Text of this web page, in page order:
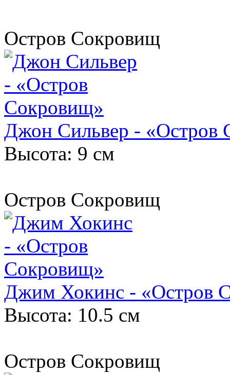
Остров Сокровищ
Джон Сильвер - «Остров
Высота: 9 см
Остров Сокровищ
Джим Хокинс - «Остров
Высота: 10.5 см
Остров Сокровищ